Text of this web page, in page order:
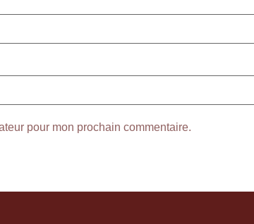
pour mon prochain commentaire.